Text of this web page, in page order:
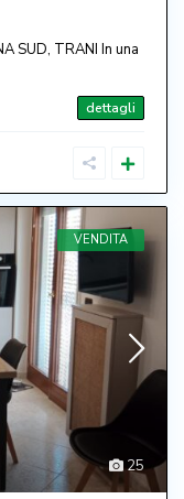
SUD, TRANI In una
dettagli
25
VENDITA